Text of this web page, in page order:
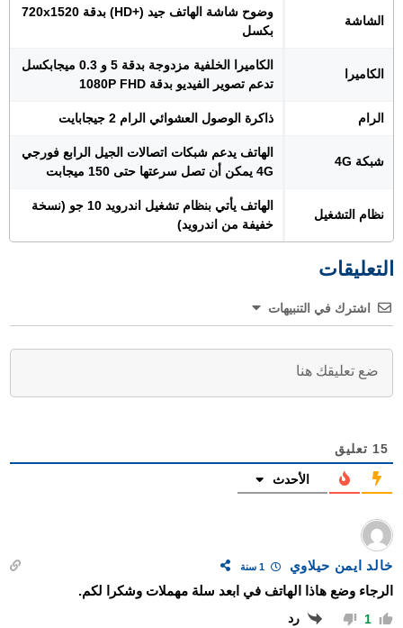
الشاشة
وضوح شاشة الهاتف جيد (+HD) بدقة 720x1520
بكسل
الكاميرا
الكاميرا الخلفية مزدوجة بدقة 5 و 0.3 ميجابكسل
تدعم تصوير الفيديو بدقة 1080P FHD
الرام ذاكرة الوصول العشوائي الرام 2 جيجابايت
شبكة 4G
الهاتف يدعم شبكات اتصالات الجيل الرابع فورجي
4G يمكن أن تصل سرعتها حتى 150 ميجابت
نظام التشغيل
الهاتف يأتي بنظام تشغيل اندرويد 10 جو (نسخة
خفيفة من اندرويد)
التعليقات
اشترك في التنبيهات
15 تعليق
الأحدث
خالد ايمن حيلاوي 1 سنة
الرجاء وضع هاذا الهاتف في ابعد سلة مهملات وشكرا لكم.
1 رد